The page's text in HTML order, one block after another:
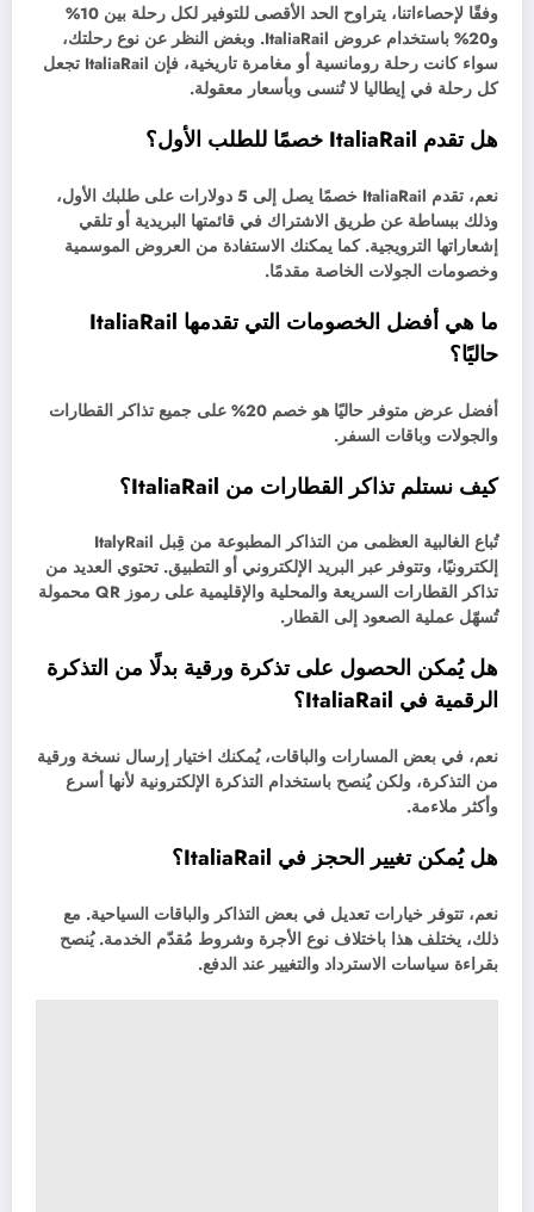
وفقًا لإحصاءاتنا، يتراوح الحد الأقصى للتوفير لكل رحلة بين 10%
و20% باستخدام عروض ItaliaRail. وبغض النظر عن نوع رحلتك،
سواء كانت رحلة رومانسية أو مغامرة تاريخية، فإن ItaliaRail تجعل
كل رحلة في إيطاليا لا تُنسى وبأسعار معقولة.
هل تقدم ItaliaRail خصمًا للطلب الأول؟
نعم، تقدم ItaliaRail خصمًا يصل إلى 5 دولارات على طلبك الأول،
وذلك ببساطة عن طريق الاشتراك في قائمتها البريدية أو تلقي
إشعاراتها الترويجية. كما يمكنك الاستفادة من العروض الموسمية
وخصومات الجولات الخاصة مقدمًا.
ما هي أفضل الخصومات التي تقدمها ItaliaRail
حاليًا؟
أفضل عرض متوفر حاليًا هو خصم 20% على جميع تذاكر القطارات
والجولات وباقات السفر.
كيف نستلم تذاكر القطارات من ItaliaRail؟
تُباع الغالبية العظمى من التذاكر المطبوعة من قِبل ItalyRail
إلكترونيًا، وتتوفر عبر البريد الإلكتروني أو التطبيق. تحتوي العديد من
تذاكر القطارات السريعة والمحلية والإقليمية على رموز QR محمولة
تُسهّل عملية الصعود إلى القطار.
هل يُمكن الحصول على تذكرة ورقية بدلًا من التذكرة
الرقمية في ItaliaRail؟
نعم، في بعض المسارات والباقات، يُمكنك اختيار إرسال نسخة ورقية
من التذكرة، ولكن يُنصح باستخدام التذكرة الإلكترونية لأنها أسرع
وأكثر ملاءمة.
هل يُمكن تغيير الحجز في ItaliaRail؟
نعم، تتوفر خيارات تعديل في بعض التذاكر والباقات السياحية. مع
ذلك، يختلف هذا باختلاف نوع الأجرة وشروط مُقدّم الخدمة. يُنصح
بقراءة سياسات الاسترداد والتغيير عند الدفع.